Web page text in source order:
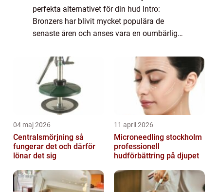
perfekta alternativet för din hud Intro:
Bronzers har blivit mycket populära de
senaste åren och anses vara en oumbärlig
längtar efter en solkysst look året runt. I
denna...
04 maj 2026
Centralsmörjning så
fungerar det och därför
lönar det sig
11 april 2026
Microneedling stockholm
professionell
hudförbättring på djupet